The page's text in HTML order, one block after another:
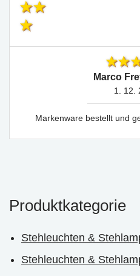
Marco
1. 12.
Markenware bestellt und
Produktkategorie
Stehleuchten &
Stehleuchten &